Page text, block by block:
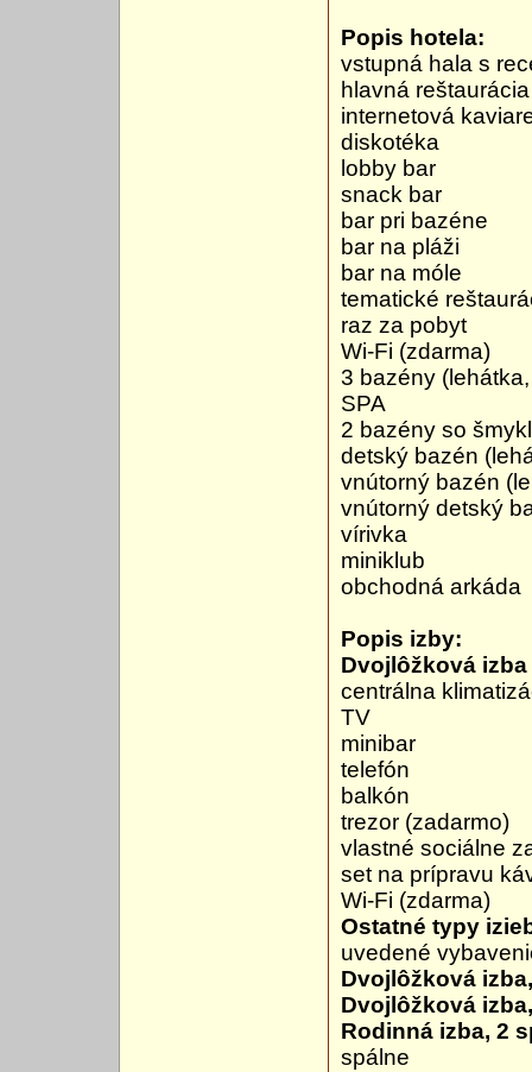
Popis hotela:
vstupná hala s
hlavná reštaurácia
internetová
diskotéka
lobby bar
snack bar
bar pri bazéne
bar na pláži
bar na móle
tematické
raz za pobyt
Wi-Fi (zdarma)
3 bazény
SPA
2 bazény so
detský bazén
vnútorný bazén
vnútorný detský
vírivka
miniklub
obchodná arkáda
Popis izby:
Dvojlôžková izba
centrálna
TV
minibar
telefón
balkón
trezor (zadarmo)
vlastné sociálne
set na prípravu
Wi-Fi (zdarma)
Ostatné typy
uvedené
Dvojlôžková
Dvojlôžková
Rodinná izba, 2
spálne